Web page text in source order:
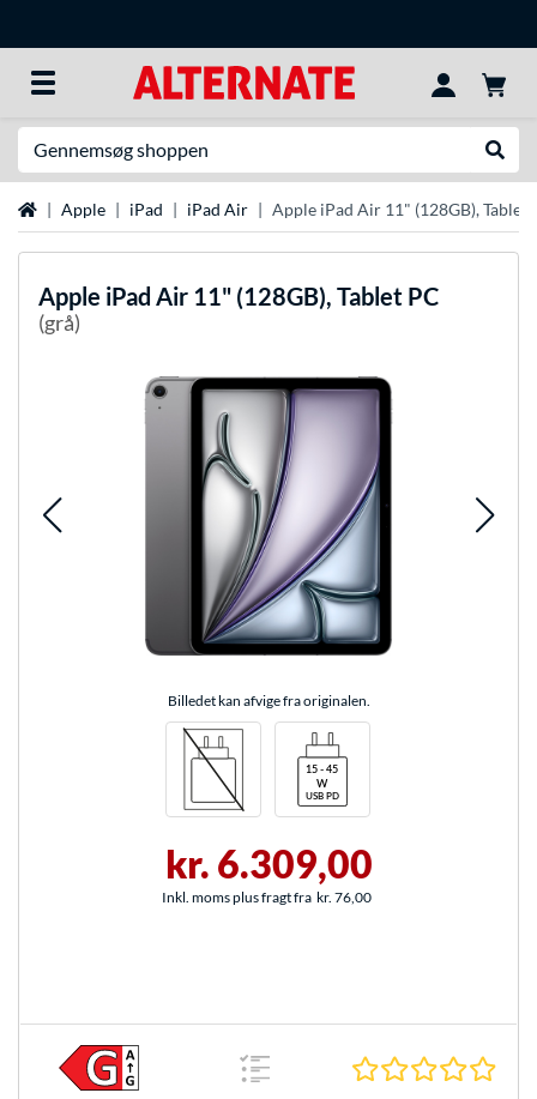
StartsideApple iPad iPad Air Apple iPad Air 11" (128GB), Tablet
Apple iPad Air 11" (128GB), Tablet PC
(grå)
Billedet kan afvige fra originalen.
kr. 6.309,00
Inkl. moms plus fragt fra kr. 76,00